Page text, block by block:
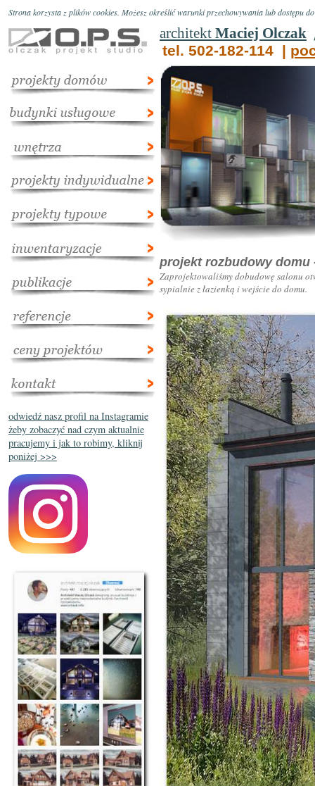
Strona korzysta z plików cookies. Możesz określić warunki przechowywania lub dostępu
architekt Maciej Olczak
tel. 502-182-114 |
odwiedź nasz profil na Instagramie
żeby zobaczyć nad czym aktualnie
pracujemy i jak to robimy, kliknij
poniżej >>>
projekt rozbudowy domu
Zaprojektowaliśmy dobudowę salonu
sypialnie z łazienką i wejście do domu.